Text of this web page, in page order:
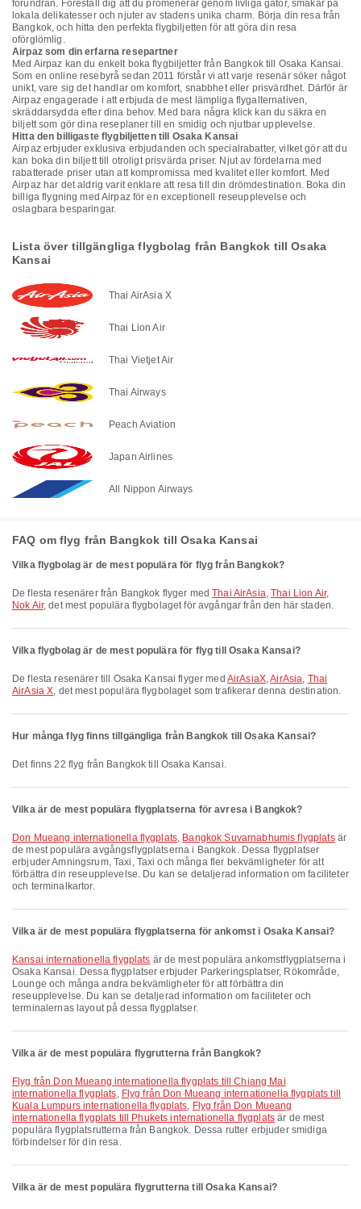
förundran. Föreställ dig att du promenerar genom livliga gator, smakar på
lokala delikatesser och njuter av stadens unika charm. Börja din resa från
Bangkok, och hitta den perfekta flygbiljetten för att göra din resa
oförglömlig.
Airpaz som din erfarna resepartner
Med Airpaz kan du enkelt boka flygbiljetter från Bangkok till Osaka Kansai.
Som en online resebyrå sedan 2011 förstår vi att varje resenär söker något
unikt, vare sig det handlar om komfort, snabbhet eller prisvärdhet. Därför är
Airpaz engagerade i att erbjuda de mest lämpliga flygalternativen,
skräddarsydda efter dina behov. Med bara några klick kan du säkra en
biljett som gör dina reseplaner till en smidig och njutbar upplevelse.
Hitta den billigaste flygbiljetten till Osaka Kansai
Airpaz erbjuder exklusiva erbjudanden och specialrabatter, vilket gör att du
kan boka din biljett till otroligt prisvärda priser. Njut av fördelarna med
rabatterade priser utan att kompromissa med kvalitet eller komfort. Med
Airpaz har det aldrig varit enklare att resa till din drömdestination. Boka din
billiga flygning med Airpaz för en exceptionell reseupplevelse och
oslagbara besparingar.
Lista över tillgängliga flygbolag från Bangkok till Osaka
Kansai
Thai AirAsia X
Thai Lion Air
Thai Vietjet Air
Thai Airways
Peach Aviation
Japan Airlines
All Nippon Airways
FAQ om flyg från Bangkok till Osaka Kansai
Vilka flygbolag är de mest populära för flyg från Bangkok?
De flesta resenärer från Bangkok flyger medThai AirAsia,Thai Lion Air,
Nok Air, det mest populära flygbolaget för avgångar från den här staden.
Vilka flygbolag är de mest populära för flyg till Osaka Kansai?
De flesta resenärer till Osaka Kansai flyger med AirAsiaX,AirAsia, Thai
AirAsia X, det mest populära flygbolaget som trafikerar denna destination.
Hur många flyg finns tillgängliga från Bangkok till Osaka Kansai?
Det finns 22 flyg från Bangkok till Osaka Kansai.
Vilka är de mest populära flygplatserna för avresa i Bangkok?
Don Mueang internationella flygplats, Bangkok Suvarnabhumis flygplatsär
de mest populära avgångsflygplatserna i Bangkok. Dessa flygplatser
erbjuder Amningsrum, Taxi, Taxi och många fler bekvämligheter för att
förbättra din reseupplevelse. Du kan se detaljerad information om faciliteter
och terminalkartor.
Vilka är de mest populära flygplatserna för ankomst i Osaka Kansai?
Kansai internationella flygplats är de mest populära ankomstflygplatserna i
Osaka Kansai. Dessa flygplatser erbjuder Parkeringsplatser, Rökområde,
Lounge och många andra bekvämligheter för att förbättra din
reseupplevelse. Du kan se detaljerad information om faciliteter och
terminalernas layout på dessa flygplatser.
Vilka är de mest populära flygrutterna från Bangkok?
Flyg från Don Mueang internationella flygplats till Chiang Mai
internationella flygplats, Flyg från Don Mueang internationella flygplats till
Kuala Lumpurs internationella flygplats, Flyg från Don Mueang
internationella flygplats till Phukets internationella flygplatsär de mest
populära flygplatsrutterna från Bangkok. Dessa rutter erbjuder smidiga
förbindelser för din resa.
Vilka är de mest populära flygrutterna till Osaka Kansai?